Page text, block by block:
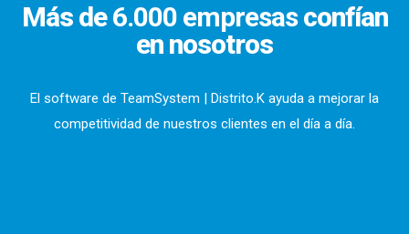
Más de6.000 empresasconfían
en nosotros
El software de TeamSystem | Distrito.K ayuda a mejorar la
competitividad de nuestros clientes en el día a día.